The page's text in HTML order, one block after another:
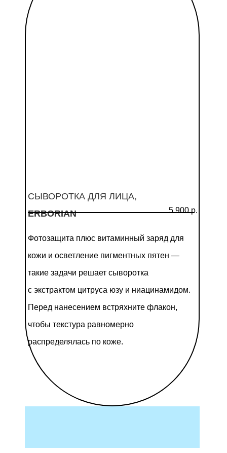
СЫВОРОТКА ДЛЯ ЛИЦА,
ERBORIAN
5 900 р.
Фотозащита плюс витаминный заряд для
кожи и осветление пигментных пятен —
такие задачи решает сыворотка
с экстрактом цитруса юзу и ниацинамидом.
Перед нанесением встряхните флакон,
чтобы текстура равномерно
распределялась по коже.